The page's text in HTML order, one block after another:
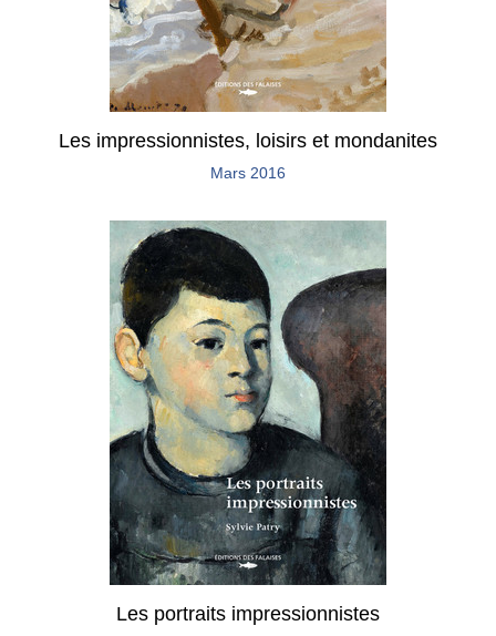
Les impressionnistes, loisirs et mondanites
Mars 2016
Les portraits impressionnistes